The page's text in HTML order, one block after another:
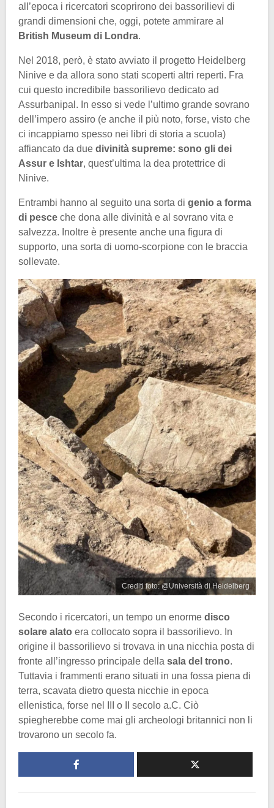
all’epoca i ricercatori scoprirono dei bassorilievi di
grandi dimensioni che, oggi, potete ammirare al
British Museum di Londra.
Nel 2018, però, è stato avviato il progetto Heidelberg
Ninive e da allora sono stati scoperti altri reperti. Fra
cui questo incredibile bassorilievo dedicato ad
Assurbanipal. In esso si vede l’ultimo grande sovrano
dell’impero assiro (e anche il più noto, forse, visto che
ci incappiamo spesso nei libri di storia a scuola)
affiancato da due divinità supreme: sono gli dei
Assur e Ishtar, quest’ultima la dea protettrice di
Ninive.
Entrambi hanno al seguito una sorta di genio a forma
di pesce che dona alle divinità e al sovrano vita e
salvezza. Inoltre è presente anche una figura di
supporto, una sorta di uomo-scorpione con le braccia
sollevate.
Crediti foto: @Università di Heidelberg
Secondo i ricercatori, un tempo un enorme disco
solare alato era collocato sopra il bassorilievo. In
origine il bassorilievo si trovava in una nicchia posta di
fronte all’ingresso principale della sala del trono.
Tuttavia i frammenti erano situati in una fossa piena di
terra, scavata dietro questa nicchie in epoca
ellenistica, forse nel III o II secolo a.C. Ciò
spiegherebbe come mai gli archeologi britannici non li
trovarono un secolo fa.